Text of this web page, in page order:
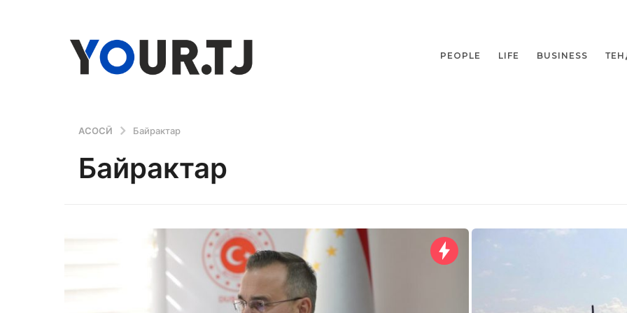
PEOPLE LIFE BUSINESS
АСОСӢ Байрактар
Байрактар